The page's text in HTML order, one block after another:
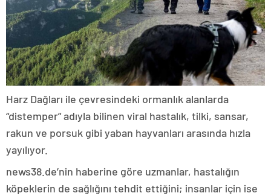
Harz Dağları ile çevresindeki ormanlık alanlarda
“distemper” adıyla bilinen viral hastalık, tilki, sansar,
rakun ve porsuk gibi yaban hayvanları arasında hızla
yayılıyor.
news38.de’nin haberine göre uzmanlar, hastalığın
köpeklerin de sağlığını tehdit ettiğini; insanlar için ise